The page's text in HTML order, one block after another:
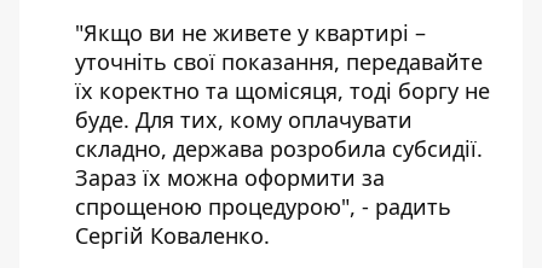
"Якщо ви не живете у квартирі –
уточніть свої показання, передавайте
їх коректно та щомісяця, тоді боргу не
буде. Для тих, кому оплачувати
складно, держава розробила субсидії.
Зараз їх можна оформити за
спрощеною процедурою", - радить
Сергій Коваленко.